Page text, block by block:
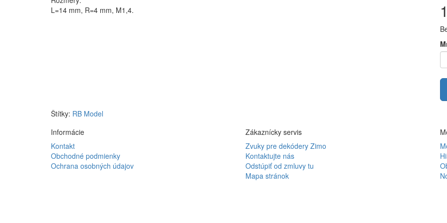
L=14 mm, R=4 mm, M1,4.
Štítky: RB Model
Informácie
Kontakt
Obchodné podmienky
Ochrana osobných údajov
Zákaznícky servis
Zvuky pre dekódery Zimo
Kontaktujte nás
Odstúpiť od zmluvy tu
Mapa stránok